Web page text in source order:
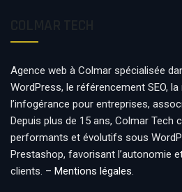
Agence web à Colmar spécialisée
WordPress, le référencement SEO,
l’infogérance pour entreprises,
Depuis plus de 15 ans, Colmar Tech
performants et évolutifs sous
Prestashop, favorisant l’autonomie
clients. – Mentions légales.